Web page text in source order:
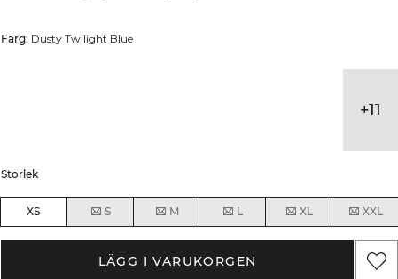
Färg: Dusty Twilight Blue
+11
Storlek
XS S M L XL XXL
LÄGG I VARUKORGEN